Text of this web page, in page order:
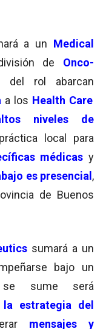
a un Medical
de Onco-
del rol abarcan
a los Health Care
niveles de
local para
médicas y
es presencial ,
de Buenos
sumará a un
bajo un
sume será
estrategia del
mensajes y